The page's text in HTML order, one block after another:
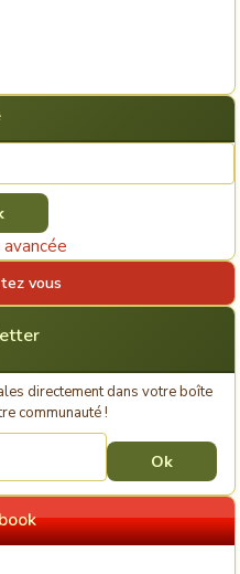
vous
directement dans votre boîte
communauté !